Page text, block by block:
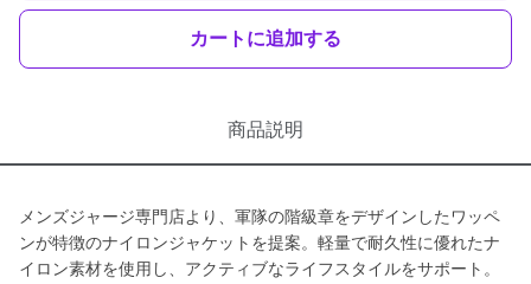
カートに追加する
商品説明
メンズジャージ専門店より、軍隊の階級章をデザインしたワッペ
ンが特徴のナイロンジャケットを提案。軽量で耐久性に優れたナ
イロン素材を使用し、アクティブなライフスタイルをサポート。